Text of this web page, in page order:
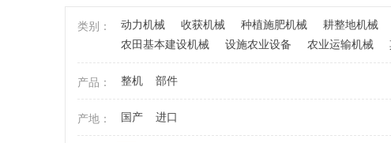
类别： 动力机械 收获机械 种植施肥机械 耕整地机械
农田基本建设机械
设施农业设备 农业运输机械
产品： 整机 部件
产地： 国产 进口